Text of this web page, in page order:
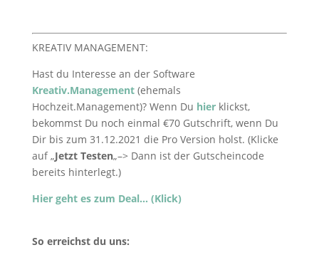
KREATIV MANAGEMENT:
Hast du Interesse an der Software
Kreativ.Management (ehemals
Hochzeit.Management)? Wenn Du hierklickst,
bekommst Du noch einmal €70 Gutschrift, wenn Du
Dir bis zum 31.12.2021 die Pro Version holst. (Klicke
auf „Jetzt Testen„–> Dann ist der Gutscheincode
bereits hinterlegt.)
Hier geht es zum Deal… (Klick)
So erreichst du uns: